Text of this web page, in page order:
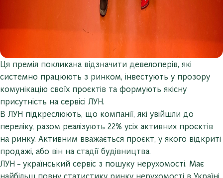
Ця премія покликана відзначити девелоперів, які
системно працюють з ринком, інвестують у прозору
комунікацію своїх проєктів та формують якісну
присутність на сервісі ЛУН.
В ЛУН підкреслюють, що компанії, які увійшли до
переліку, разом реалізують 22% усіх активних проєктів
на ринку. Активним вважається проєкт, у якого відкриті
продажі, або він на стадії будівництва.
ЛУН – український сервіс з пошуку нерухомості. Має
найбільш повну статистику ринку нерухомості в Україні,